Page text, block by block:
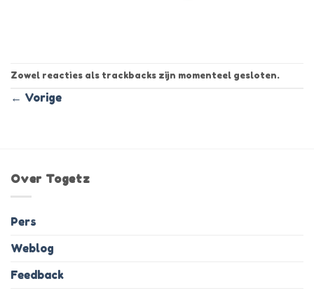
Zowel reacties als trackbacks zijn momenteel gesloten.
← Vorige
Over Togetz
Pers
Weblog
Feedback